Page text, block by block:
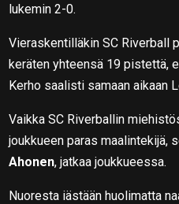
lukemin 2-0.
Vieraskentilläkin SC Riverball
keräten yhteensä 19 pistettä,
Kerho saalisti samaan aikaan
Vaikka SC Riverballin
joukkueen paras maalintekijä,
Ahonen, jatkaa joukkueessa.
Nuoresta iästään huolimatta